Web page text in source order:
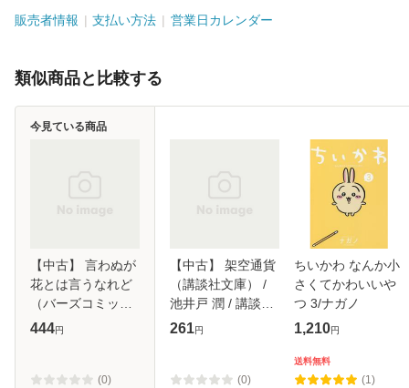
販売者情報 支払い方法 営業日カレンダー
類似商品と比較する
【中古】 言わぬが
花とは言うなれど
（バーズコミック
ス リンクスコレク
クス [コミック]
444円
(0)
今見ている商品
【中古】 架空通貨
（講談社文庫） /
池井戸 潤 / 講談社
[文庫]【メール便送
261円
(0)
ちいかわ なんか小
さくてかわいいや
つ 3/ナガノ
1,210円
送料無料
(1)